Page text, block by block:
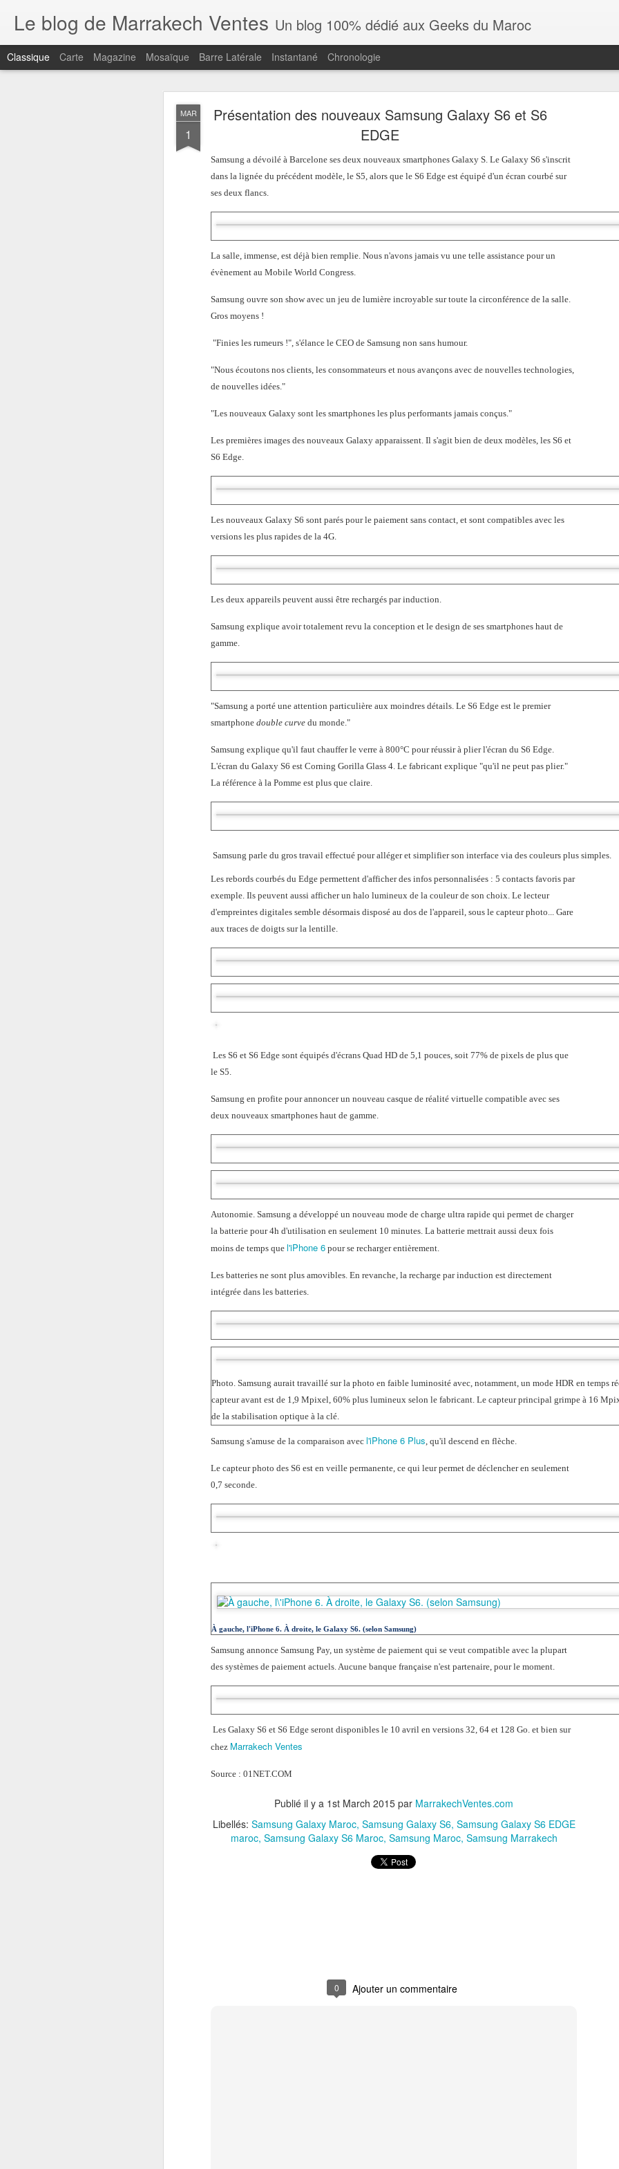
MAR
1
Présentation des nouveaux Samsung Galaxy S6 et S6
EDGE
Samsung a dévoilé à Barcelone ses deux nouveaux smartphones Galaxy S. Le Galaxy S6 s'inscrit
dans la lignée du précédent modèle, le S5, alors que le S6 Edge est équipé d'un écran courbé sur
ses deux flancs.
La salle, immense, est déjà bien remplie. Nous n'avons jamais vu une telle assistance pour un
évènement au Mobile World Congress.
Samsung ouvre son show avec un jeu de lumière incroyable sur toute la circonférence de la salle.
Gros moyens !
"Finies les rumeurs !", s'élance le CEO de Samsung non sans humour.
"Nous écoutons nos clients, les consommateurs et nous avançons avec de nouvelles technologies,
de nouvelles idées."
"Les nouveaux Galaxy sont les smartphones les plus performants jamais conçus."
Les premières images des nouveaux Galaxy apparaissent. Il s'agit bien de deux modèles, les S6 et
S6 Edge.
Les nouveaux Galaxy S6 sont parés pour le paiement sans contact, et sont compatibles avec les
versions les plus rapides de la 4G.
Les deux appareils peuvent aussi être rechargés par induction.
Samsung explique avoir totalement revu la conception et le design de ses smartphones haut de
gamme.
"Samsung a porté une attention particulière aux moindres détails. Le S6 Edge est le premier
smartphone double curve du monde."
Samsung explique qu'il faut chauffer le verre à 800°C pour réussir à plier l'écran du S6 Edge.
L'écran du Galaxy S6 est Corning Gorilla Glass 4. Le fabricant explique "qu'il ne peut pas plier."
La référence à la Pomme est plus que claire.
Samsung parle du gros travail effectué pour alléger et simplifier son interface via des couleurs plus simples.
Les rebords courbés du Edge permettent d'afficher des infos personnalisées : 5 contacts favoris par
exemple. Ils peuvent aussi afficher un halo lumineux de la couleur de son choix. Le lecteur
d'empreintes digitales semble désormais disposé au dos de l'appareil, sous le capteur photo... Gare
aux traces de doigts sur la lentille.
Les S6 et S6 Edge sont équipés d'écrans Quad HD de 5,1 pouces, soit 77% de pixels de plus que
le S5.
Samsung en profite pour annoncer un nouveau casque de réalité virtuelle compatible avec ses
deux nouveaux smartphones haut de gamme.
Autonomie. Samsung a développé un nouveau mode de charge ultra rapide qui permet de charger
la batterie pour 4h d'utilisation en seulement 10 minutes. La batterie mettrait aussi deux fois
moins de temps que l'iPhone 6 pour se recharger entièrement.
Les batteries ne sont plus amovibles. En revanche, la recharge par induction est directement
intégrée dans les batteries.
Photo. Samsung aurait travaillé sur la photo en faible luminosité avec, notamment, un mode HDR en temps
capteur avant est de 1,9 Mpixel, 60% plus lumineux selon le fabricant. Le capteur principal grimpe à 16
de la stabilisation optique à la clé.
Samsung s'amuse de la comparaison avec l'iPhone 6 Plus, qu'il descend en flèche.
Le capteur photo des S6 est en veille permanente, ce qui leur permet de déclencher en seulement
0,7 seconde.
À gauche, l'iPhone 6. À droite, le Galaxy S6. (selon Samsung)
Samsung annonce Samsung Pay, un système de paiement qui se veut compatible avec la plupart
des systèmes de paiement actuels. Aucune banque française n'est partenaire, pour le moment.
Les Galaxy S6 et S6 Edge seront disponibles le 10 avril en versions 32, 64 et 128 Go. et bien sur
chez Marrakech Ventes
Source : 01NET.COM
Publié il y a 1st March 2015 par MarrakechVentes.com
Libellés: Samsung Galaxy Maroc Samsung Galaxy S6 Samsung Galaxy S6 EDGE
maroc Samsung Galaxy S6 Maroc Samsung Maroc Samsung Marrakech
0 Ajouter un commentaire
Le blog de Marrakech Ventes Un blog 100% dédié aux Geeks du Maroc
Classique Carte Magazine Mosaïque Barre Latérale Instantané Chronologie
Voici Apple Vision Pro : le premier ordinateur spatial
Voici Apple
premier
d’Apple
Apple Vision Pro inaugure l’ère de l’informatique spatiale.
CUPERTINO, CALIFORNIEApple a dévoilé
ordinateur spatial révolutionnaire qui
utilisateurs d’être présents et connectés
entourent. Vision Pro donne naissance à un
les applications qui peut s’étendre au-delà
classique et introduit une interface
dimensions, contrôlée par les moyens
les plus intuitifs possibles : les yeux,
au monde, Vision Pro permet aux
répartis sur deux écrans, et d’une puce Apple
l’utilisateur que chaque expérience se
temps réel.
Mettre en pause la lecture de la vidéo : La Home View sur Apple Vision Pro
« Ce jour marque le début d’une nouvelle ère
déclaré Tim Cook, CEO d’Apple. « Tout
découvrir l’informatique personnelle et
Apple Vision Pro nous fait découvrir
s’appuyant sur des décennies d’innovation
présent, inaugurant un nouveau mode
«Pour créer notre premier ordinateur
preuve d’une capacité à inventer couvrant
aspect du système », a déclaré Mike
Technology Development Group d’Apple. «